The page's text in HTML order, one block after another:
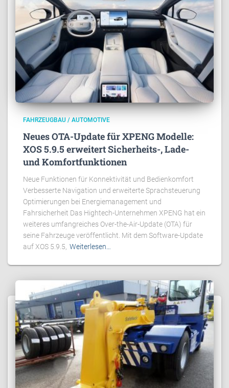
FAHRZEUGBAU / AUTOMOTIVE
Neues OTA-Update für XPENG Modelle:
XOS 5.9.5 erweitert Sicherheits-, Lade-
und Komfortfunktionen
Neue Funktionen für Konnektivität und Bedienkomfort
Verbesserte Navigation und erweiterte Sprachsteuerung
Optimierungen bei Energiemanagement und
Fahrsicherheit Das Hightech-Unternehmen XPENG hat ein
weiteres umfangreiches Over-the-Air-Update (OTA) für
seine Fahrzeuge veröffentlicht. Mit dem Software-Update
auf XOS 5.9.5, Weiterlesen…